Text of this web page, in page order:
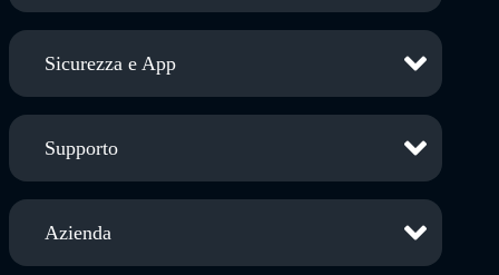
Sicurezza e App
Supporto
Azienda